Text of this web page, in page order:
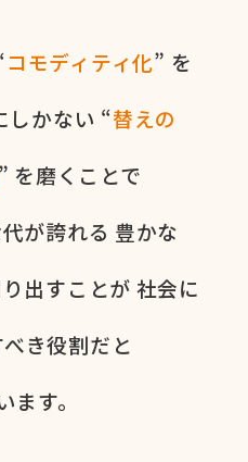
コモディティ化” を​
しかない​ “替えの​
” を​磨く​ことで
が​誇れる 豊かな​
出すことが 社会に​
き役割だと​
ます。​